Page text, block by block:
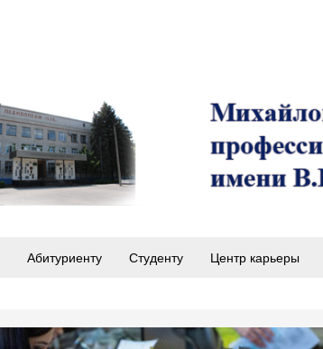
Абитуриенту Студенту Центр карьеры